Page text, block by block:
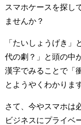
スマホケースを探し
ませんか？
「たいしょうげき」
代の劇？」と頭の中
漢字でみることで「
とようやくわかりま
さて、今やスマホは
ビジネスにプライベ